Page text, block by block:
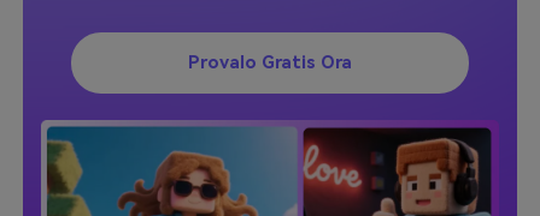
Provalo Gratis Ora